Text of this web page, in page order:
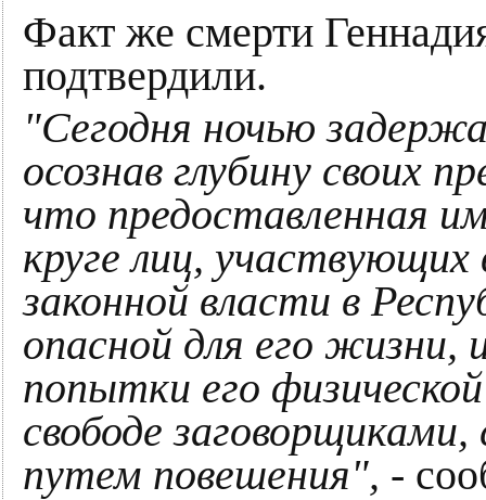
Факт же смерти
подтвердили.
"Сегодня ночью
осознав глубину своих
что предоставленная
круге лиц, участвующих
законной власти в
опасной для его жизни,
попытки его
свободе
путем повешения", -